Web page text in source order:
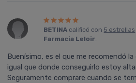
BETINA calificó con 5 estrellas
Farmacia Leloir.
Buenísimo, es el que me recomendó
igual que donde conseguirlo estoy
Seguramente comprare cuando se